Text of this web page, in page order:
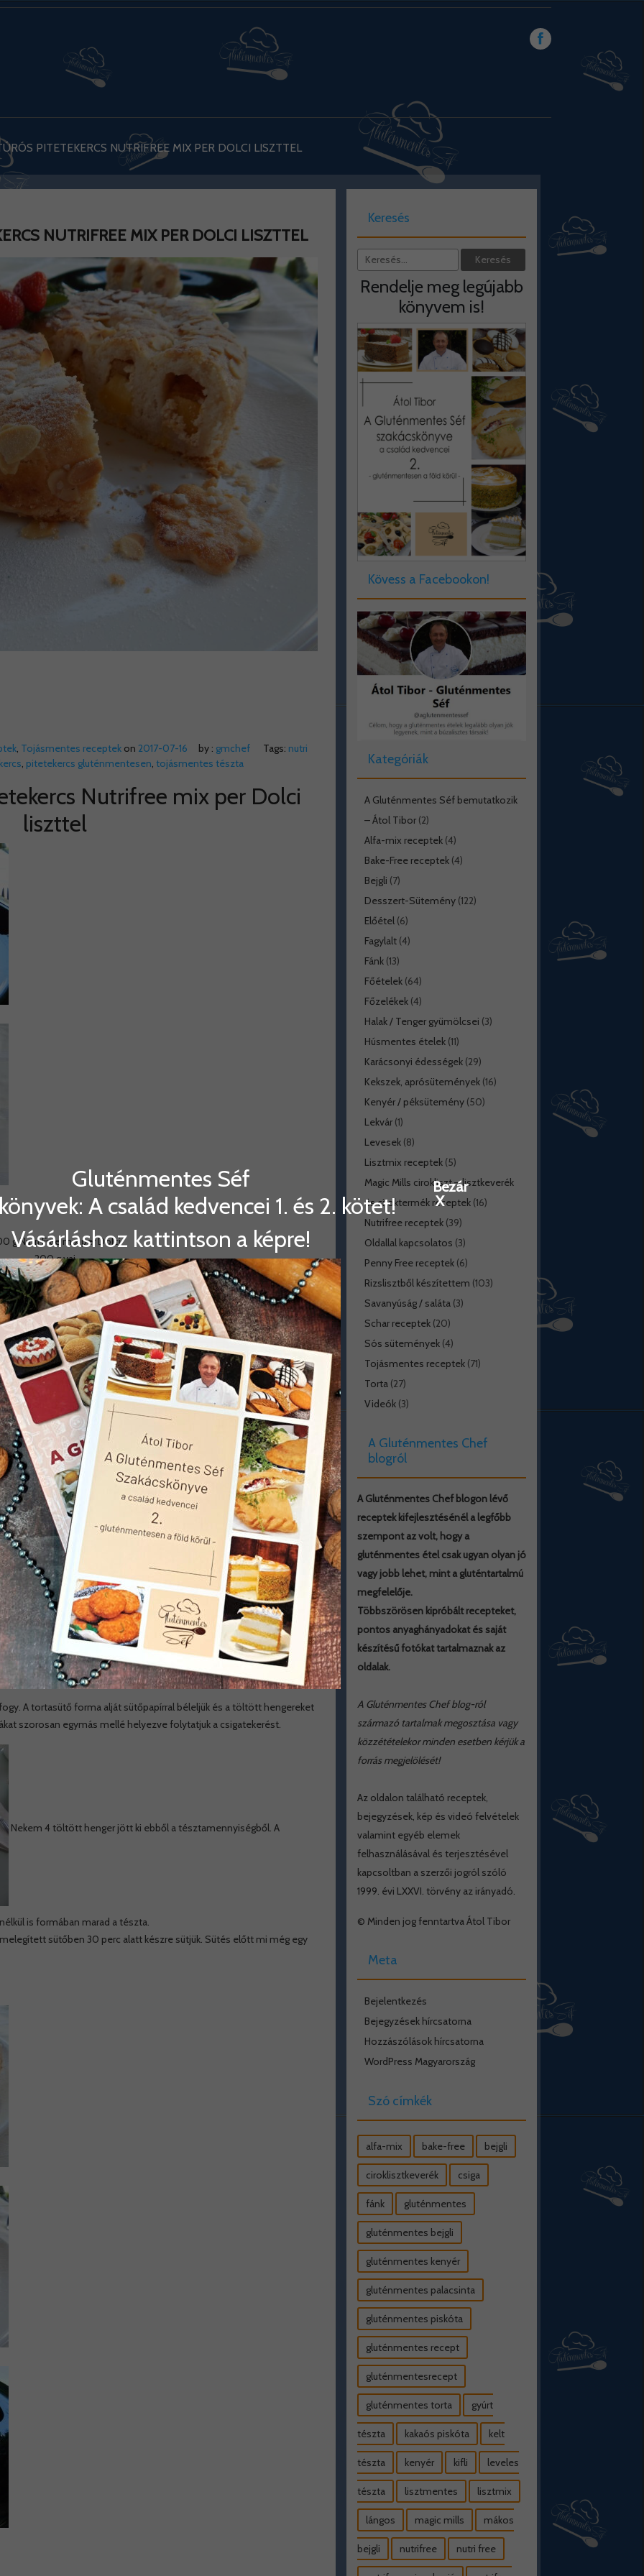
PITETEKERCS NUTRIFREE MIX PER DOLCI LISZTTEL
NUTRIFREE MIX PER DOLCI LISZTTEL
, Tojásmentes receptek on 2017-07-16 by : gmchef Tags: nutri
pitetekercs gluténmentesen tojásmentes tészta
Nutrifree mix per Dolci
liszttel
g Nutri Free mix per Dolci
200 g vaj
gm sütőpor ( Haas )
1 csomag vaníliás cukor
joghurt ( Danone Natur pille )
50 g cukor
csipet só
( kenéshez ) elhagyható!
Töltelék:
250 g túró
méretű őszibarack
60+60 g kristálycukor
fahéj
1 csomag vaníliás cukor
és narancs reszelt héja
feldaraboljuk. A cukor felével és ízlés szerint fahéjjal megszórjuk.
áttörjük, hozzákeverjük a vaníliás cukrot, a reszelt narancs és
egy tálban összekeverem, majd a nyújtódeszkán egyneművé
teszem a tésztát. A nyújtódeszkára sütőpapírt teszek, meglisztezem
és a papír segítségével tekerünk egyet a megtöltött tésztán, de
összeérnek alaposan összenyomkodjuk és ha szükséges a
A tortasütő forma alját sütőpapírral béleljük és a töltött hengereket
szorosan egymás mellé helyezve folytatjuk a csigatekerést.
Nekem 4 töltött henger jött ki ebből a tésztamennyiségből. A
is formában marad a tészta.
sütőben 30 perc alatt készre sütjük. Sütés előtt mi még egy
Keresés
Rendelje meg legújabb
könyvem is!
Kövess a Facebookon!
Kategóriák
A Gluténmentes Séf bemutatkozik
– Átol Tibor(2)
Alfa-mix receptek(4)
Bake-Free receptek(4)
Bejgli (7)
Desszert-Sütemény(122)
Előétel(6)
Fagylalt(4)
Fánk(13)
Főételek(64)
Főzelékek(4)
Halak / Tenger gyümölcsei (3)
Húsmentes ételek(11)
Karácsonyi édességek(29)
Kekszek, aprósütemények(16)
Kenyér / péksütemény(50)
Lekvár(1)
Levesek(8)
Lisztmix receptek(5)
Magic Mills cirokliszt – lisztkeverék
és ciroktermék receptek(16)
Nutrifree receptek(39)
Oldallal kapcsolatos (3)
Penny Free receptek(6)
Rizslisztből készítettem (103)
Savanyúság / saláta(3)
Schar receptek(20)
Sós sütemények(4)
Tojásmentes receptek(71)
Torta(27)
Videók(3)
A Gluténmentes Chef
blogról
A Gluténmentes Chef blogon lévő
receptek kifejlesztésénél a legfőbb
szempont az volt, hogy a
gluténmentes étel csak ugyan olyan jó
vagy jobb lehet, mint a gluténtartalmú
megfelelője.
Többszörösen kipróbált recepteket,
pontos anyaghányadokat és saját
készítésű fotókat tartalmaznak az
oldalak.
A Gluténmentes Chef blog-ról
származó tartalmak megosztása vagy
közzétételekor minden esetben kérjük a
forrás megjelölését!
Az oldalon található receptek,
bejegyzések, kép és videó felvételek
valamint egyéb elemek
felhasználásával és terjesztésével
kapcsoltban a szerzői jogról szóló
1999. évi LXXVI. törvény az irányadó.
© Minden jog fenntartva Átol Tibor
Meta
Bejelentkezés
Bejegyzések hírcsatorna
Hozzászólások hírcsatorna
WordPress Magyarország
Szó címkék
alfa-mix bake-free bejgli
ciroklisztkeverék csiga
fánk gluténmentes
gluténmentes bejgli
gluténmentes kenyér
gluténmentes palacsinta
gluténmentes piskóta
gluténmentes recept
gluténmentesrecept
gluténmentes torta gyúrt
tészta kakaós piskóta kelt
tészta kenyér kifli leveles
tészta lisztmentes lisztmix
lángos magic mills mákos
bejgli nutrifree nutri free
Gluténmentes Séf
A család kedvencei 1. és 2. kötet!
Vásárláshoz kattintson a képre!
Bezár
X